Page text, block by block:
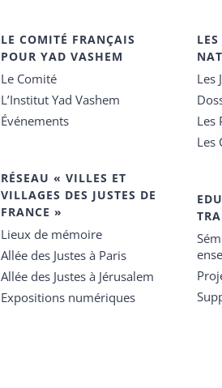
LE COMITÉ FRANÇAIS
POUR YAD VASHEM
Le Comité
L’Institut Yad Vashem
Événements
RÉSEAU « VILLES ET
VILLAGES DES JUSTES DE
FRANCE »
Lieux de mémoire
Allée des Justes à Paris
Allée des Justes à Jérusalem
Expositions numériques
Les
Les
Les